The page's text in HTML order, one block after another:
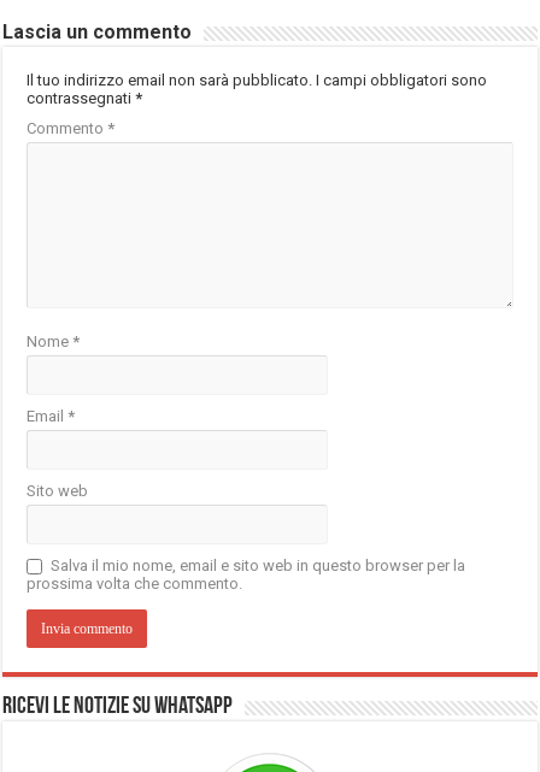
Lascia un commento
Il tuo indirizzo email non sarà pubblicato. I campi obbligatori sono
contrassegnati*
Commento*
Nome*
Email*
Sito web
Salva il mio nome, email e sito web in questo browser per la
prossima volta che commento.
Ricevi le notizie su Whatsapp